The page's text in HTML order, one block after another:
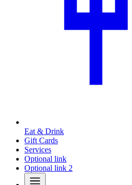
Eat & Drink
Gift Cards
Services
Optional link
Optional link 2